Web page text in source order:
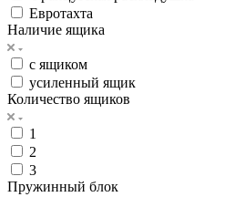
Евротахта
Наличие ящика
с ящиком
усиленный ящик
Количество ящиков
1
2
3
Пружинный блок